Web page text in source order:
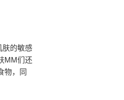
肤的敏感
MM们还
物，同